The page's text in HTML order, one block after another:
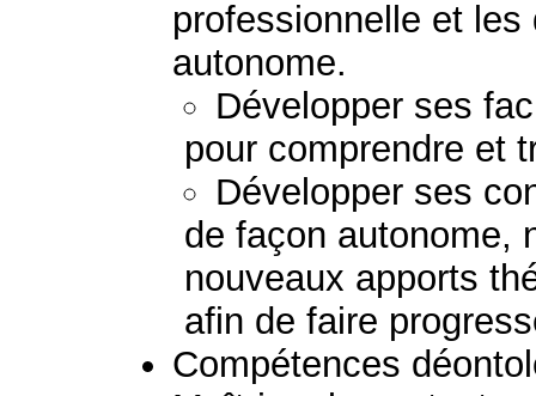
professionnelle et
autonome.
Développer ses
pour comprendre et
Développer ses
de façon autonome,
nouveaux apports
afin de faire
Compétences